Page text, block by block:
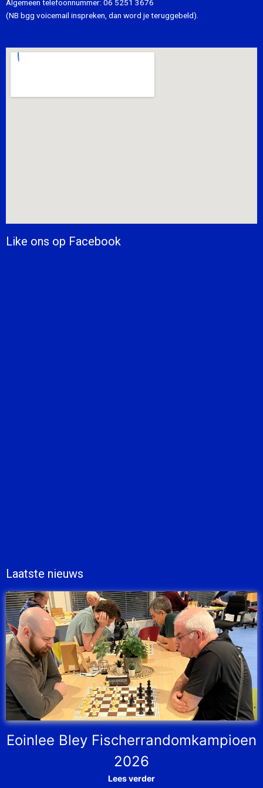
Algemeen telefoonnummer: 06 5251 3676
(NB bgg voicemail inspreken, dan word je teruggebeld).
Like ons op Facebook
Laatste nieuws
Eoinlee Bley Fischerrandomkampioen
2026
Lees verder